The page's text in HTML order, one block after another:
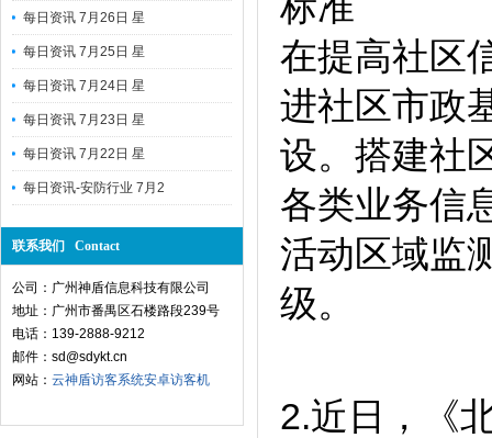
每日资讯 7月26日 星
每日资讯 7月25日 星
每日资讯 7月24日 星
每日资讯 7月23日 星
每日资讯 7月22日 星
每日资讯-安防行业 7月2
联系我们 Contact
公司：广州神盾信息科技有限公司
地址：广州市番禺区石楼路段239号
电话：139-2888-9212
邮件：sd@sdykt.cn
网站： 云神盾访客系统安卓访客机
在提高社区
进社区市政
设。搭建社
各类业务信
活动区域监
级。
2.近日，《